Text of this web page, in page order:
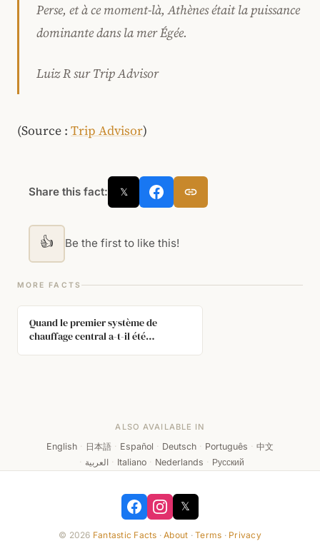
Perse, et à ce moment-là, Athènes était la puissance
dominante dans la mer Égée.
Luiz R sur Trip Advisor
(Source : Trip Advisor)
Share this fact: 𝕏
👍 Be the first to like this!
MORE FACTS
Quand le premier système de
chauffage central a-t-il été
ALSO AVAILABLE IN
English · 日本語 · Español · Deutsch · Português · 中文
· العربية · Italiano · Nederlands · Русский
𝕏
© 2026 Fantastic Facts ·About ·Terms · Privacy